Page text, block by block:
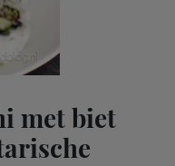
met biet